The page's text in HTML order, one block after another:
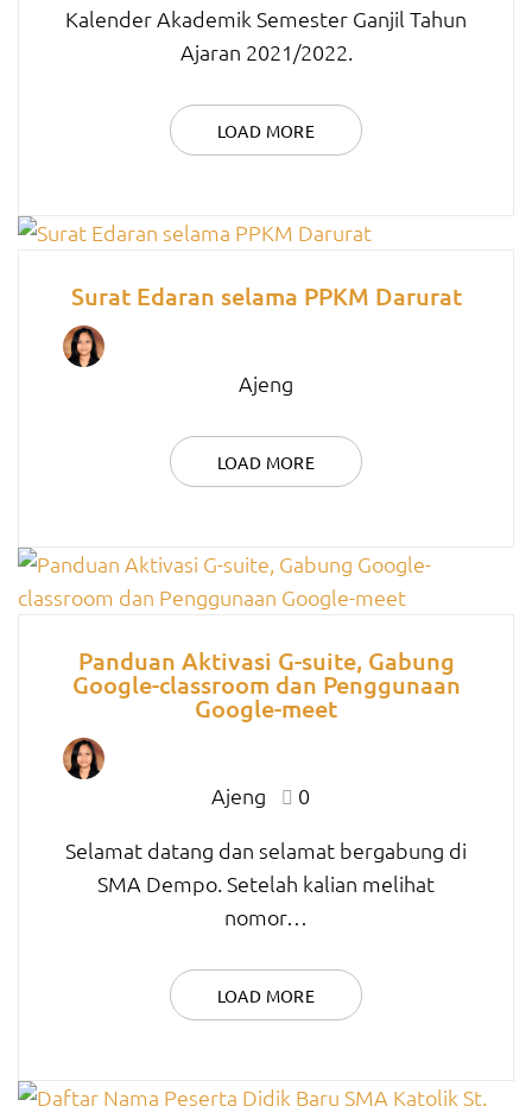
Kalender Akademik Semester Ganjil Tahun
Ajaran 2021/2022.
LOAD MORE
Surat Edaran selama PPKM Darurat
Ajeng
LOAD MORE
Panduan Aktivasi G-suite, Gabung
Google-classroom dan Penggunaan
Google-meet
Ajeng
0
Selamat datang dan selamat bergabung di
SMA Dempo. Setelah kalian melihat
nomor…
LOAD MORE